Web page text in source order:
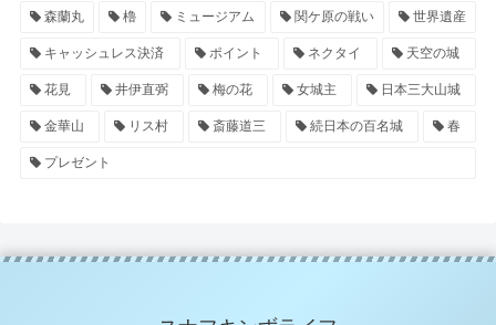
森蘭丸 櫓 ミュージアム 関ケ原の戦い 世界遺産
キャッシュレス決済 ポイント ネクタイ 天空の城
花見 井伊直弼 梅の花 女城主 日本三大山城
金華山 リス村 斎藤道三 続日本の百名城 春
プレゼント